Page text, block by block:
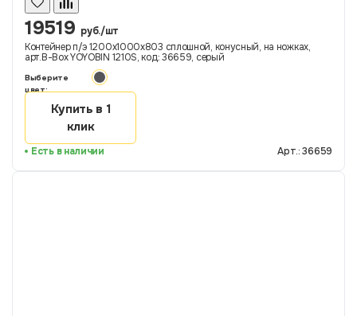
19519 руб./шт
Контейнер п/э 1200х1000х803 сплошной, конусный, на ножках,
арт.B-Box YOYOBIN 1210S, код: 36659, серый
Выберите
цвет:
Купить в 1
клик
Есть в наличии Арт.: 36659